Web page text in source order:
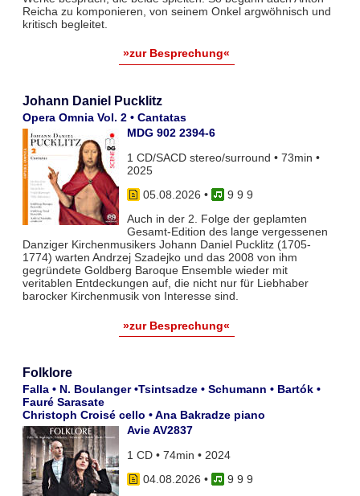
Reicha zu komponieren, von seinem Onkel argwöhnisch und
kritisch begleitet.
»zur Besprechung«
Johann Daniel Pucklitz
Opera Omnia Vol. 2 • Cantatas
MDG 902 2394-6
1 CD/SACD stereo/surround • 73min •
2025
05.08.2026 •
9 9 9
Auch in der 2. Folge der geplamten
Gesamt-Edition des lange vergessenen
Danziger Kirchenmusikers Johann Daniel Pucklitz (1705-
1774) warten Andrzej Szadejko und das 2008 von ihm
gegründete Goldberg Baroque Ensemble wieder mit
veritablen Entdeckungen auf, die nicht nur für Liebhaber
barocker Kirchenmusik von Interesse sind.
»zur Besprechung«
Folklore
Falla • N. Boulanger •Tsintsadze • Schumann • Bartók •
Fauré Sarasate
Christoph Croisé cello • Ana Bakradze piano
Avie AV2837
1 CD • 74min • 2024
04.08.2026 •
9 9 9